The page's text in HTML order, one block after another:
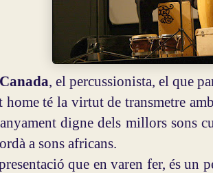
, el percussionista, el que
home té la virtut de transmetre
digne dels millors sons
a sons africans.
que en varen fer, és un